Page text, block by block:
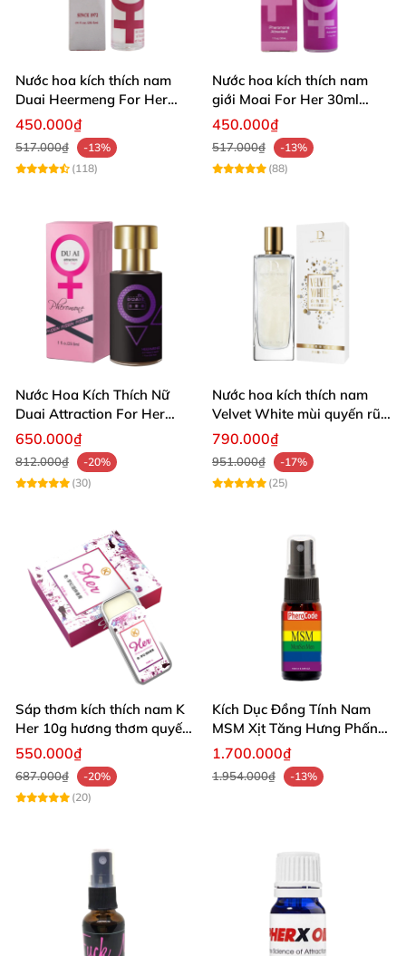
Nước hoa kích thích nam
Duai Heermeng For Her
29.5ml
450.000₫
517.000₫
-13%
(118)
Nước hoa kích thích nam
giới Moai For Her 30ml
tăng hưng phấn yêu
450.000₫
517.000₫
-13%
(88)
Nước Hoa Kích Thích Nữ
Duai Attraction For Her
30ml
650.000₫
812.000₫
-20%
(30)
Nước hoa kích thích nam
Velvet White mùi quyến rũ
cao cấp kích dục tự nhiên
790.000₫
951.000₫
-17%
(25)
Sáp thơm kích thích nam K
Her 10g hương thơm quyến
rũ tăng ham muốn
550.000₫
687.000₫
-20%
(20)
Kích Dục Đồng Tính Nam
MSM Xịt Tăng Hưng Phấn
Không Tác Dụng Phụ
1.700.000₫
1.954.000₫ -13%